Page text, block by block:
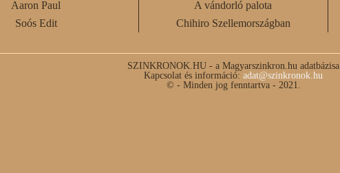
Aaron Paul
Soós Edit
A vándorló palota
Chihiro Szellemországban
SZINKRONOK.HU - a Magyarszinkron.hu adatbázisa
Kapcsolat és információ: adat@szinkronok.hu
© - Minden jog fenntartva - 2021.